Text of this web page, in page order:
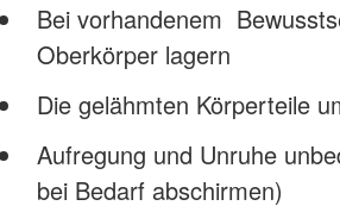
Bei vorhandenem
Oberkörper lagern
Die gelähmten Körperteile
Aufregung und Unruhe
bei Bedarf abschirmen)